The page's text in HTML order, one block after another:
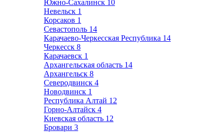
Южно-Сахалинск 10
Невельск 1
Корсаков 1
Севастополь 14
Карачаево-Черкесская Республика 14
Черкесск 8
Карачаевск 1
Архангельская область 14
Архангельск 8
Северодвинск 4
Новодвинск 1
Республика Алтай 12
Горно-Алтайск 4
Киевская область 12
Бровари 3